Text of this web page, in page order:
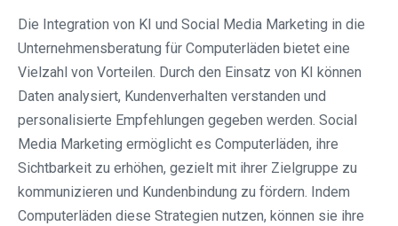
Die Integration von KI und Social Media Marketing in die
Unternehmensberatung für Computerläden bietet eine
Vielzahl von Vorteilen. Durch den Einsatz von KI können
Daten analysiert, Kundenverhalten verstanden und
personalisierte Empfehlungen gegeben werden. Social
Media Marketing ermöglicht es Computerläden, ihre
Sichtbarkeit zu erhöhen, gezielt mit ihrer Zielgruppe zu
kommunizieren und Kundenbindung zu fördern. Indem
Computerläden diese Strategien nutzen, können sie ihre